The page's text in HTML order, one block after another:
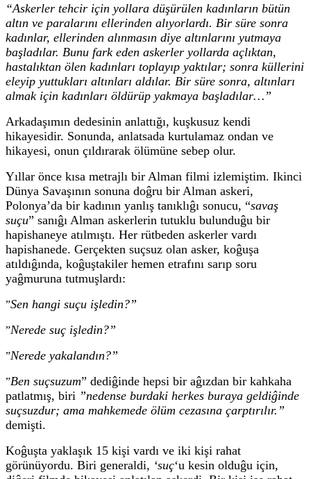
“Askerler tehcir için yollara düşürülen kadınların bütün
altın ve paralarını ellerinden alıyorlardı. Bir süre sonra
kadınlar, ellerinden alınmasın diye altınlarını yutmaya
başladılar. Bunu fark eden askerler yollarda açlıktan,
hastalıktan ölen kadınları toplayıp yaktılar; sonra küllerini
eleyip yuttukları altınları aldılar. Bir süre sonra, altınları
almak için kadınları öldürüp yakmaya başladılar…”
Arkadaşımın dedesinin anlattığı, kuşkusuz kendi
hikayesidir. Sonunda, anlatsada kurtulamaz ondan ve
hikayesi, onun çıldırarak ölümüne sebep olur.
Yıllar önce kısa metrajlı bir Alman filmi izlemiştim. Ikinci
Dünya Savaşının sonuna doĝru bir Alman askeri,
Polonya’da bir kadının yanlış tanıklıĝı sonucu, “savaş
suçu” sanıĝı Alman askerlerin tutuklu bulunduĝu bir
hapishaneye atılmıştı. Her rütbeden askerler vardı
hapishanede. Gerçekten suçsuz olan asker, koĝuşa
atıldıĝında, koĝuştakiler hemen etrafını sarıp soru
yaĝmuruna tutmuşlardı:
”Sen hangi suçu işledin?”
”Nerede suç işledin?”
”Nerede yakalandın?”
”Ben suçsuzum” dediĝinde hepsi bir aĝızdan bir kahkaha
patlatmış, biri ”nedense burdaki herkes buraya geldiĝinde
suçsuzdur; ama mahkemede ölüm cezasına çarptırılır.”
demişti.
Koĝuşta yaklaşık 15 kişi vardı ve iki kişi rahat
görünüyordu. Biri generaldi, ‘suç‘u kesin olduĝu için,